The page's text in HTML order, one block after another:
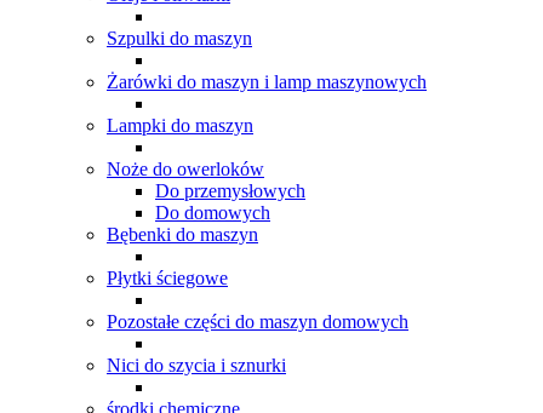
Szpulki do maszyn
Żarówki do maszyn i lamp maszynowych
Lampki do maszyn
Noże do owerloków
Do przemysłowych
Do domowych
Bębenki do maszyn
Płytki ściegowe
Pozostałe części do maszyn domowych
Nici do szycia i sznurki
środki chemiczne